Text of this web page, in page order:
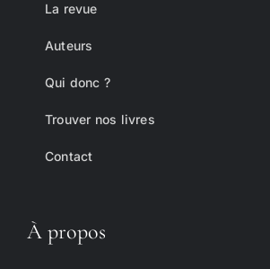
La revue
Auteurs
Qui donc ?
Trouver nos livres
Contact
À propos